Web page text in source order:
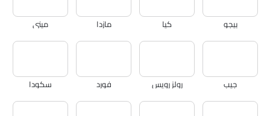
بيجو كيا مازدا ميني
جيب رولز رويس فورد سكودا